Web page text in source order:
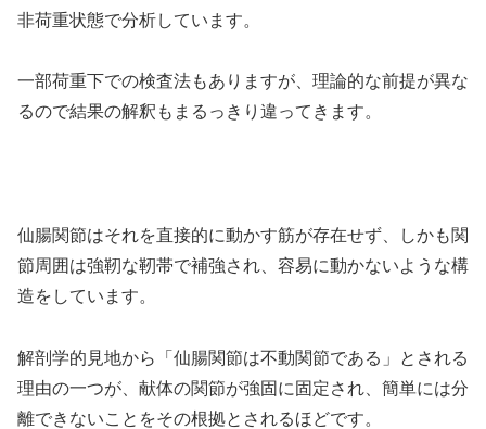
非荷重状態で分析しています。
一部荷重下での検査法もありますが、理論的な前提が異な
るので結果の解釈もまるっきり違ってきます。
仙腸関節はそれを直接的に動かす筋が存在せず、しかも関
節周囲は強靭な靭帯で補強され、容易に動かないような構
造をしています。
解剖学的見地から「仙腸関節は不動関節である」とされる
理由の一つが、献体の関節が強固に固定され、簡単には分
離できないことをその根拠とされるほどです。